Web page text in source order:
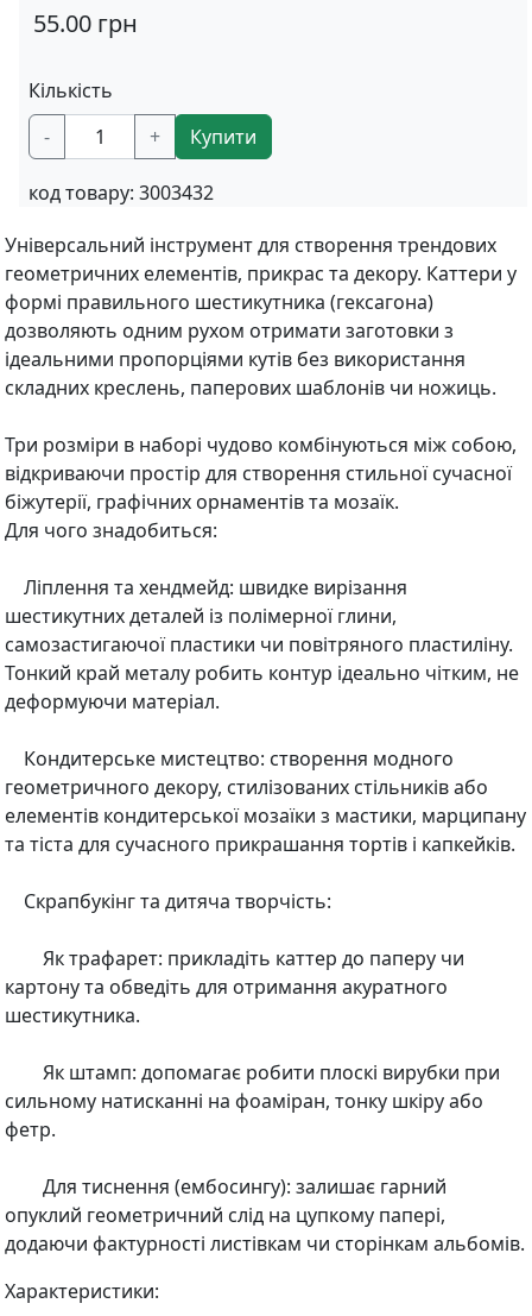
55.00 грн
Кількість
-
+ Купити
код товару: 3003432
Універсальний інструмент для створення трендових
геометричних елементів, прикрас та декору. Каттери у
формі правильного шестикутника (гексагона)
дозволяють одним рухом отримати заготовки з
ідеальними пропорціями кутів без використання
складних креслень, паперових шаблонів чи ножиць.
Три розміри в наборі чудово комбінуються між собою,
відкриваючи простір для створення стильної сучасної
біжутерії, графічних орнаментів та мозаїк.
Для чого знадобиться:
Ліплення та хендмейд: швидке вирізання
шестикутних деталей із полімерної глини,
самозастигаючої пластики чи повітряного пластиліну.
Тонкий край металу робить контур ідеально чітким, не
деформуючи матеріал.
Кондитерське мистецтво: створення модного
геометричного декору, стилізованих стільників або
елементів кондитерської мозаїки з мастики, марципану
та тіста для сучасного прикрашання тортів і капкейків.
Скрапбукінг та дитяча творчість:
Як трафарет: прикладіть каттер до паперу чи
картону та обведіть для отримання акуратного
шестикутника.
Як штамп: допомагає робити плоскі вирубки при
сильному натисканні на фоаміран, тонку шкіру або
фетр.
Для тиснення (ембосингу): залишає гарний
опуклий геометричний слід на цупкому папері,
додаючи фактурності листівкам чи сторінкам альбомів.
Характеристики: